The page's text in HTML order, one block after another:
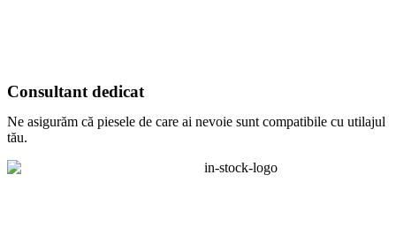
Consultant dedicat
Ne asigurăm că piesele de care ai nevoie sunt compatibile cu utilajul
tău.